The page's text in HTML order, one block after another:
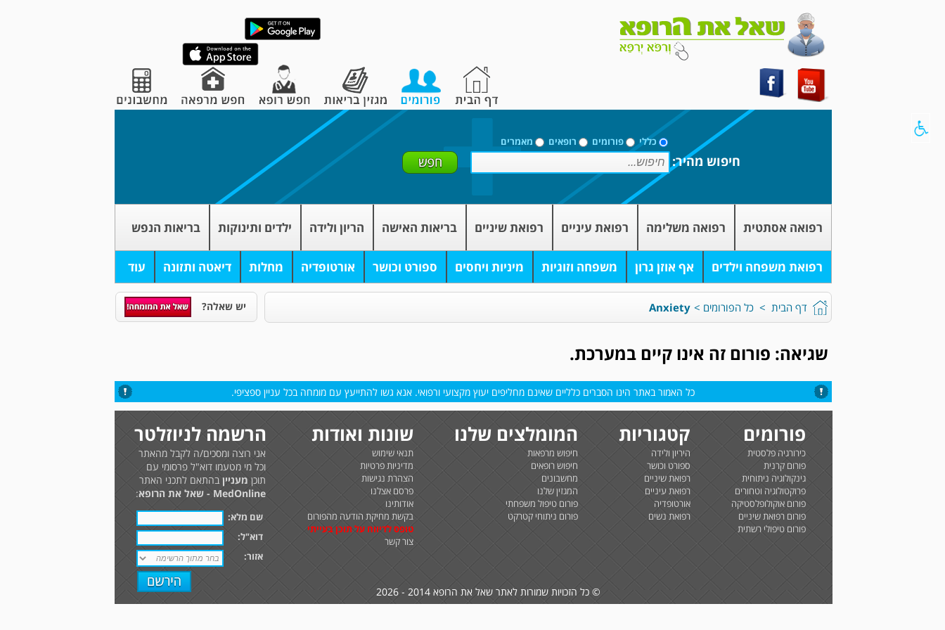
כללי פורומים רופאים מאמרים
חיפוש מהיר:
רפואה אסתטית רפואה משלימה רפואת עיניים רפואת שיניים בריאות האישה הריון ולידה ילדים ותינוקות בריאות הנפש
רפואת משפחה וילדים אף אוזן גרון משפחה וזוגיות מיניות ויחסים ספורט וכושר אורטופדיה מחלות דיאטה ותזונה עוד
דף הבית > כל הפורומים >
Anxiety יש שאלה?
שגיאה: פורום זה אינו קיים במערכת.
כל האמור באתר הינו הסברים כלליים שאינם מחליפים יעוץ מקצועי ורפואי. אנא גשו להתייעץ עם מומחה בכל עניין ספציפי.
פורומים
כירורגיה פלסטית
פורום קרנית
גינקולוגיה ניתוחית
פרוקטולוגיה וטחורים
פורום אוקולופלסטיקה
פורום רפואת שיניים
פורום טיפולי רשתית
קטגוריות
היריון ולידה
ספורט וכושר
רפואת שיניים
רפואת עיניים
אורטופדיה
רפואת נשים
המומלצים שלנו
חיפוש מרפאות
חיפוש רופאים
מחשבונים
המגזין שלנו
פורום טיפול משפחתי
פורום ניתוחי קטרקט
שונות ואודות
תנאי שימוש
מדיניות פרטיות
הצהרת נגישות
פרסם אצלנו
אודותינו
בקשת מחיקת הודעה מהפורום
טופס לדיווח על תוכן בעייתי
צור קשר
הרשמה לניוזלטר
אני רוצה ומסכים/ה לקבל מהאתר
וכל מי מטעמו דוא"ל פרסומי עם
תוכן מענייןבהתאם לתכני האתר
MedOnline - שאל את הרופא
:
שם מלא:
דוא"ל:
אזור:
© כל הזכויות שמורות לאתר שאל את הרופא 2014 - 2026